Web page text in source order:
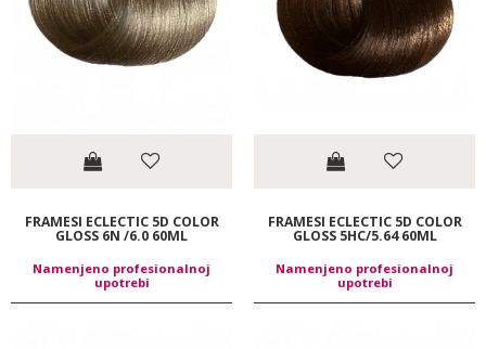
FRAMESI ECLECTIC 5D COLOR
GLOSS 6N /6.0 60ML
Namenjeno profesionalnoj
upotrebi
FRAMESI ECLECTIC 5D COLOR
GLOSS 5HC/5.64 60ML
Namenjeno profesionalnoj
upotrebi